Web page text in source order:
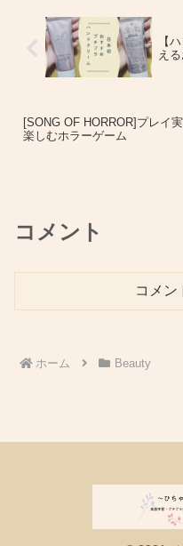
【
え
[SONG OF HORROR]プレイ
楽しむホラーゲーム
コメント
コメン
ホーム Beauty